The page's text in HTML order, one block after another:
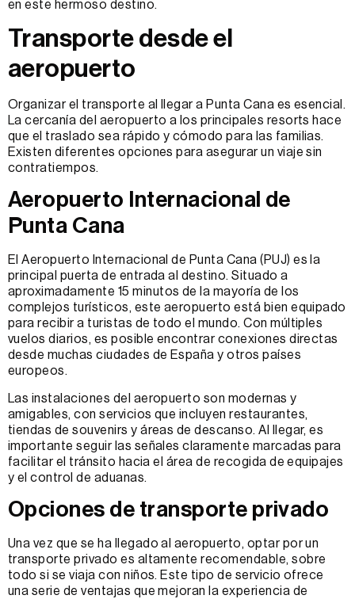
en este hermoso destino.
Transporte desde el
aeropuerto
Organizar el transporte al llegar a Punta Cana es esencial.
La cercanía del aeropuerto a los principales resorts hace
que el traslado sea rápido y cómodo para las familias.
Existen diferentes opciones para asegurar un viaje sin
contratiempos.
Aeropuerto Internacional de
Punta Cana
El Aeropuerto Internacional de Punta Cana (PUJ) es la
principal puerta de entrada al destino. Situado a
aproximadamente 15 minutos de la mayoría de los
complejos turísticos, este aeropuerto está bien equipado
para recibir a turistas de todo el mundo. Con múltiples
vuelos diarios, es posible encontrar conexiones directas
desde muchas ciudades de España y otros países
europeos.
Las instalaciones del aeropuerto son modernas y
amigables, con servicios que incluyen restaurantes,
tiendas de souvenirs y áreas de descanso. Al llegar, es
importante seguir las señales claramente marcadas para
facilitar el tránsito hacia el área de recogida de equipajes
y el control de aduanas.
Opciones de transporte privado
Una vez que se ha llegado al aeropuerto, optar por un
transporte privado es altamente recomendable, sobre
todo si se viaja con niños. Este tipo de servicio ofrece
una serie de ventajas que mejoran la experiencia de